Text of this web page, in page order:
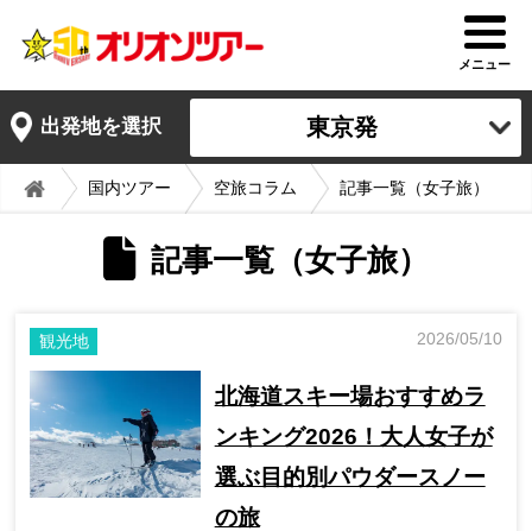
メニュー
出発地を選択 東京発
国内ツアー 空旅コラム 記事一覧（女子旅）
記事一覧（女子旅）
観光地 2026/05/10
北海道スキー場おすすめラ
ンキング2026！大人女子が
選ぶ目的別パウダースノー
の旅